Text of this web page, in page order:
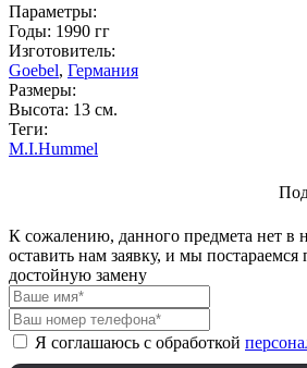
Параметры:
Годы: 1990 гг
Изготовитель:
Goebel, Германия
Размеры:
Высота: 13 см.
Теги:
M.I.Hummel
К сожалению, данного предмета нет в
оставить нам заявку, и мы
достойную замену
Я соглашаюсь с обработкой